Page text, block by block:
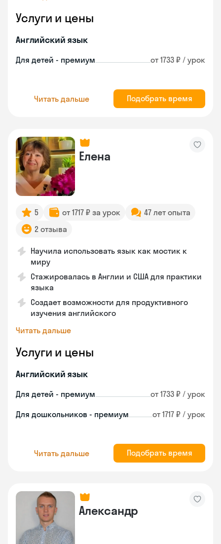
Услуги и цены
Английский язык
Для детей - премиум от 1733 ₽ / урок
Читать дальше Подобрать время
Елена
5 от 1717 ₽ за урок
47 лет опыта
2 отзыва
Научила использовать язык как мостик к
миру
Стажировалась в Англии и США для практики
языка
Создает возможности для продуктивного
изучения английского
Читать дальше
Услуги и цены
Английский язык
Для детей - премиум от 1733 ₽ / урок
Для дошкольников - премиум от 1717 ₽ / урок
Читать дальше Подобрать время
Александр